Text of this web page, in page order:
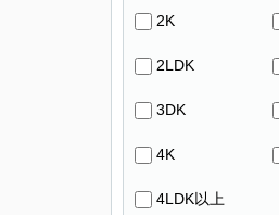
2K
2LDK
3DK
4K
4LDK以上